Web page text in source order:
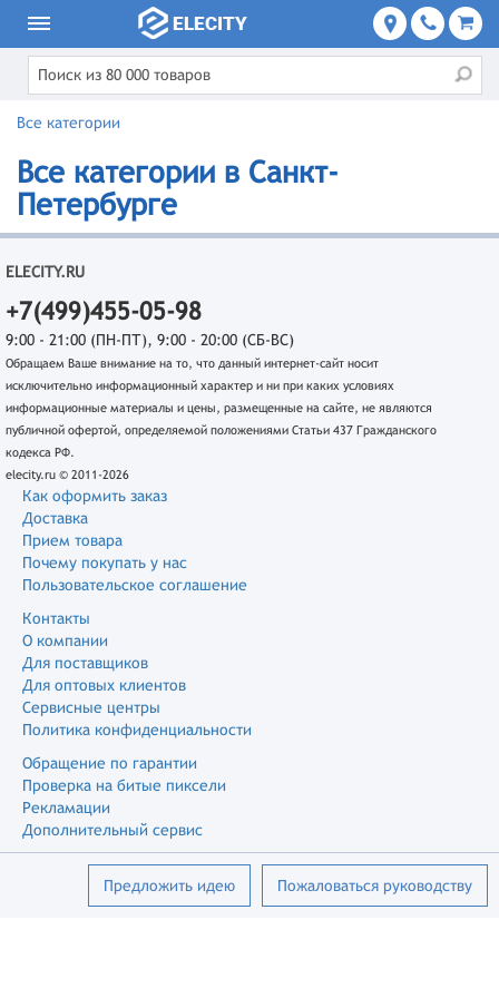
Все категории
Все категории в Санкт-
Петербурге
ELECITY.RU
+7(499)455-05-98
9:00 - 21:00 (ПН-ПТ), 9:00 - 20:00 (СБ-ВС)
Обращаем Ваше внимание на то, что данный интернет-сайт носит
исключительно информационный характер и ни при каких условиях
информационные материалы и цены, размещенные на сайте, не являются
публичной офертой, определяемой положениями Статьи 437 Гражданского
кодекса РФ.
elecity.ru © 2011-2026
Как оформить заказ
Доставка
Прием товара
Почему покупать у нас
Пользовательское соглашение
Контакты
О компании
Для поставщиков
Для оптовых клиентов
Сервисные центры
Политика конфиденциальности
Обращение по гарантии
Проверка на битые пиксели
Рекламации
Дополнительный сервис
Пожаловаться руководству
Предложить идею